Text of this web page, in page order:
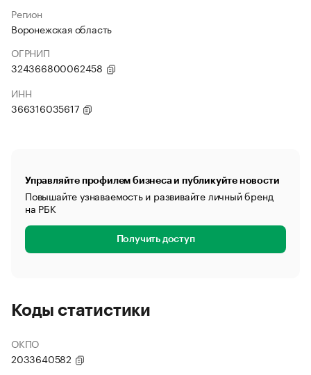
Регион
Воронежская область
ОГРНИП
324366800062458
ИНН
366316035617
Управляйте профилем бизнеса и публикуйте новости
Повышайте узнаваемость и развивайте личный бренд
на РБК
Получить доступ
Коды статистики
ОКПО
2033640582